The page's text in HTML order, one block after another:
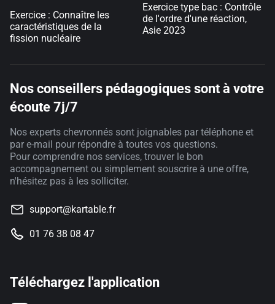
Exercice : Connaître les
caractéristiques de la
fission nucléaire
Exercice type bac : Contrôle
de l'ordre d'une réaction,
Asie 2023
Nos conseillers pédagogiques sont à votre
écoute 7j/7
Nos experts chevronnés sont joignables par téléphone et
par e-mail pour répondre à toutes vos questions.
Pour comprendre nos services, trouver le bon
accompagnement ou simplement souscrire à une offre,
n'hésitez pas à les solliciter.
support@kartable.fr
01 76 38 08 47
Téléchargez l'application